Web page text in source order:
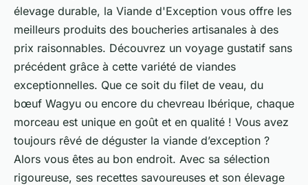
élevage durable, la Viande d'Exception vous offre les
meilleurs produits des boucheries artisanales à des
prix raisonnables. Découvrez un voyage gustatif sans
précédent grâce à cette variété de viandes
exceptionnelles. Que ce soit du filet de veau, du
bœuf Wagyu ou encore du chevreau Ibérique, chaque
morceau est unique en goût et en qualité ! Vous avez
toujours rêvé de déguster la viande d’exception ?
Alors vous êtes au bon endroit. Avec sa sélection
rigoureuse, ses recettes savoureuses et son élevage